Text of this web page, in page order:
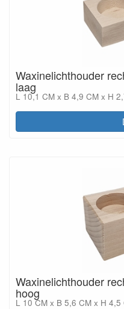
Waxinelichthouder
laag
L 10,1 CM x B 4,9 CM x H
Waxinelichthouder
hoog
L 10 CM x B 5,6 CM x H 4,5